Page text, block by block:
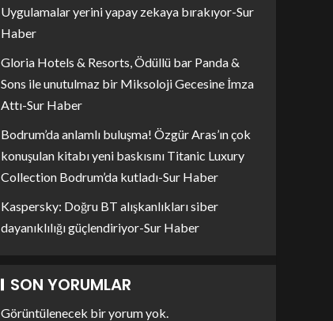
Uygulamalar yerini yapay zekaya bırakıyor-Sur
Haber
Gloria Hotels & Resorts, Ödüllü bar Panda &
Sons ile unutulmaz bir Miksoloji Gecesine İmza
Attı-Sur Haber
Bodrum’da anlamlı buluşma! Özgür Aras’ın çok
konuşulan kitabı yeni baskısını Titanic Luxury
Collection Bodrum’da kutladı-Sur Haber
Kaspersky: Doğru BT alışkanlıkları siber
dayanıklılığı güçlendiriyor-Sur Haber
SON YORUMLAR
Görüntülenecek bir yorum yok.